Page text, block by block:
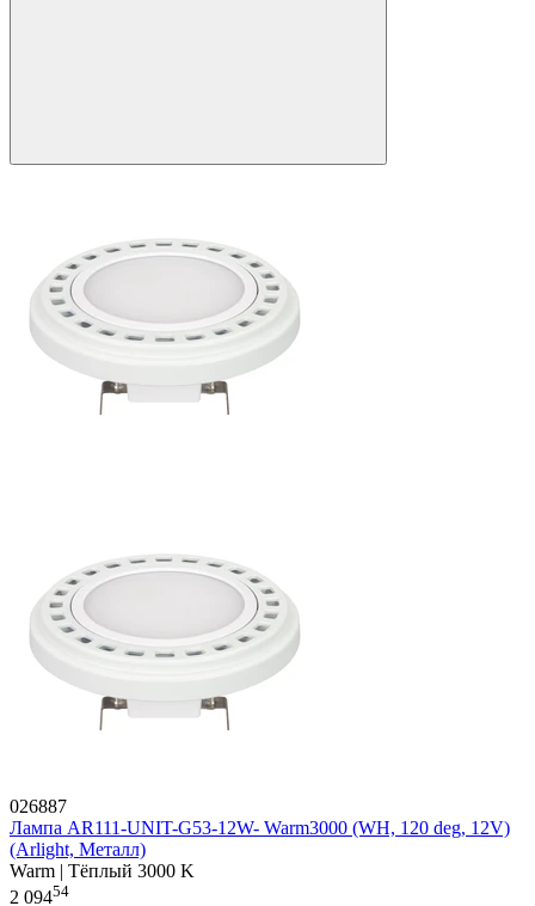
026887
Лампа AR111-UNIT-G53-12W- Warm3000 (WH, 120 deg, 12V)
(Arlight, Металл)
Warm | Тёплый 3000 K
2 09454